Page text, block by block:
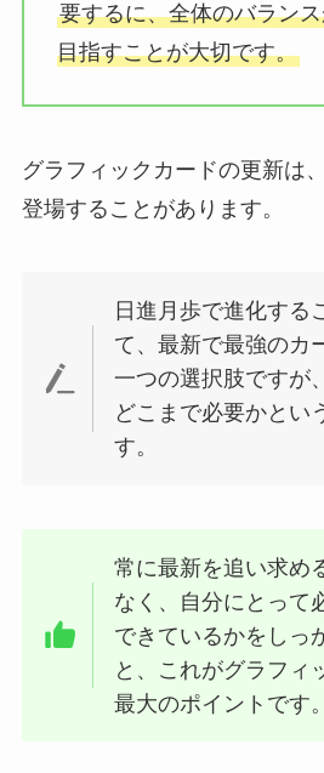
要するに、全体のバラン
目指すことが大切です。
グラフィックカードの更新は
登場することがあります。
日進月歩で進化する
て、最新で最強のカ
一つの選択肢ですが
どこまで必要かとい
す。
常に最新を追い求め
なく、自分にとって
できているかをしっ
と、これがグラフィ
最大のポイントです。